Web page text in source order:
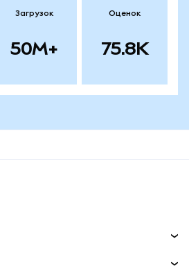
Загрузок
50M+
Оценок
75.8K